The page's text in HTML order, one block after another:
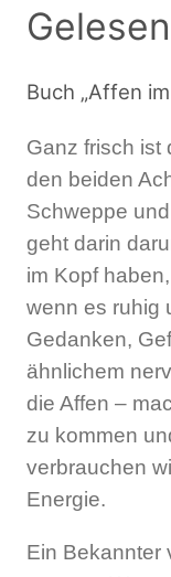
Buch „Affen
Ganz frisch ist
den beiden
Schweppe
geht darin
im Kopf
wenn es ruhig
Gedanken,
ähnlichem
die Affen –
zu kommen
verbrauchen
Energie.
Ein Bekannter